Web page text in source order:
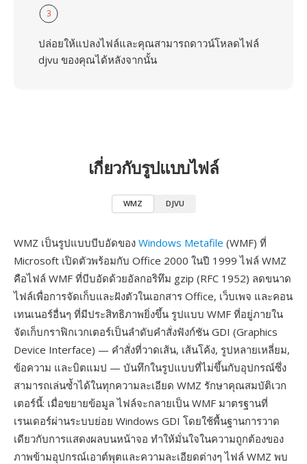
3
ปล่อยให้แปลงไฟล์และคุณสามารถดาวน์โหลดไฟล์
djvu ของคุณได้หลังจากนั้น
เกี่ยวกับรูปแบบไฟล์
WMZ DJVU
WMZ เป็นรูปแบบบีบอัดของ Windows Metafile (WMF) ที่
Microsoft เปิดตัวพร้อมกับ Office 2000 ในปี 1999 ไฟล์ WMZ
คือไฟล์ WMF ที่บีบอัดด้วยอัลกอริทึม gzip (RFC 1952) ลดขนาด
ไฟล์เพื่อการจัดเก็บและฝังตัวในเอกสาร Office, เว็บเพจ และคอน
เทนเนอร์อื่นๆ ที่มีประสิทธิภาพยิ่งขึ้น รูปแบบ WMF ที่อยู่ภายใน
จัดเก็บกราฟิกเวกเตอร์เป็นลำดับคำสั่งฟังก์ชัน GDI (Graphics
Device Interface) — คำสั่งที่วาดเส้น, เส้นโค้ง, รูปหลายเหลี่ยม,
ข้อความ และบิตแมป — บันทึกในรูปแบบที่ไม่ขึ้นกับอุปกรณ์ซึ่ง
สามารถเล่นซ้ำได้ในทุกความละเอียด WMZ รักษาคุณสมบัติเวก
เตอร์นี้: เมื่อขยายข้อมูล ไฟล์จะกลายเป็น WMF มาตรฐานที่
เรนเดอร์ผ่านระบบย่อย Windows GDI โดยใช้พื้นฐานการวาด
เดียวกับการแสดงผลบนหน้าจอ ทำให้มั่นใจในความถูกต้องของ
ภาพข้ามอุปกรณ์เอาต์พุตและความละเอียดต่างๆ ไฟล์ WMZ พบ